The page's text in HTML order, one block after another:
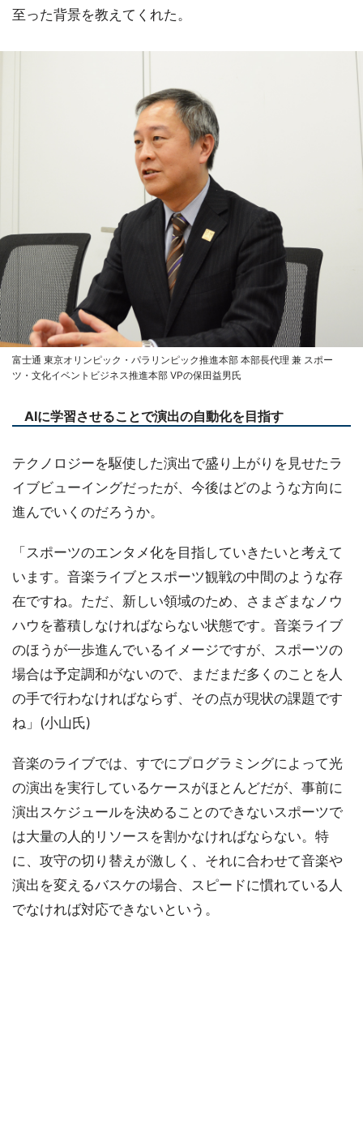
至った背景を教えてくれた。
富士通 東京オリンピック・パラリンピック推進本部 本部長代理 兼 スポー
ツ・文化イベントビジネス推進本部 VPの保田益男氏
AIに学習させることで演出の自動化を目指す
テクノロジーを駆使した演出で盛り上がりを見せたラ
イブビューイングだったが、今後はどのような方向に
進んでいくのだろうか。
「スポーツのエンタメ化を目指していきたいと考えて
います。音楽ライブとスポーツ観戦の中間のような存
在ですね。ただ、新しい領域のため、さまざまなノウ
ハウを蓄積しなければならない状態です。音楽ライブ
のほうが一歩進んでいるイメージですが、スポーツの
場合は予定調和がないので、まだまだ多くのことを人
の手で行わなければならず、その点が現状の課題です
ね」(小山氏)
音楽のライブでは、すでにプログラミングによって光
の演出を実行しているケースがほとんどだが、事前に
演出スケジュールを決めることのできないスポーツで
は大量の人的リソースを割かなければならない。特
に、攻守の切り替えが激しく、それに合わせて音楽や
演出を変えるバスケの場合、スピードに慣れている人
でなければ対応できないという。